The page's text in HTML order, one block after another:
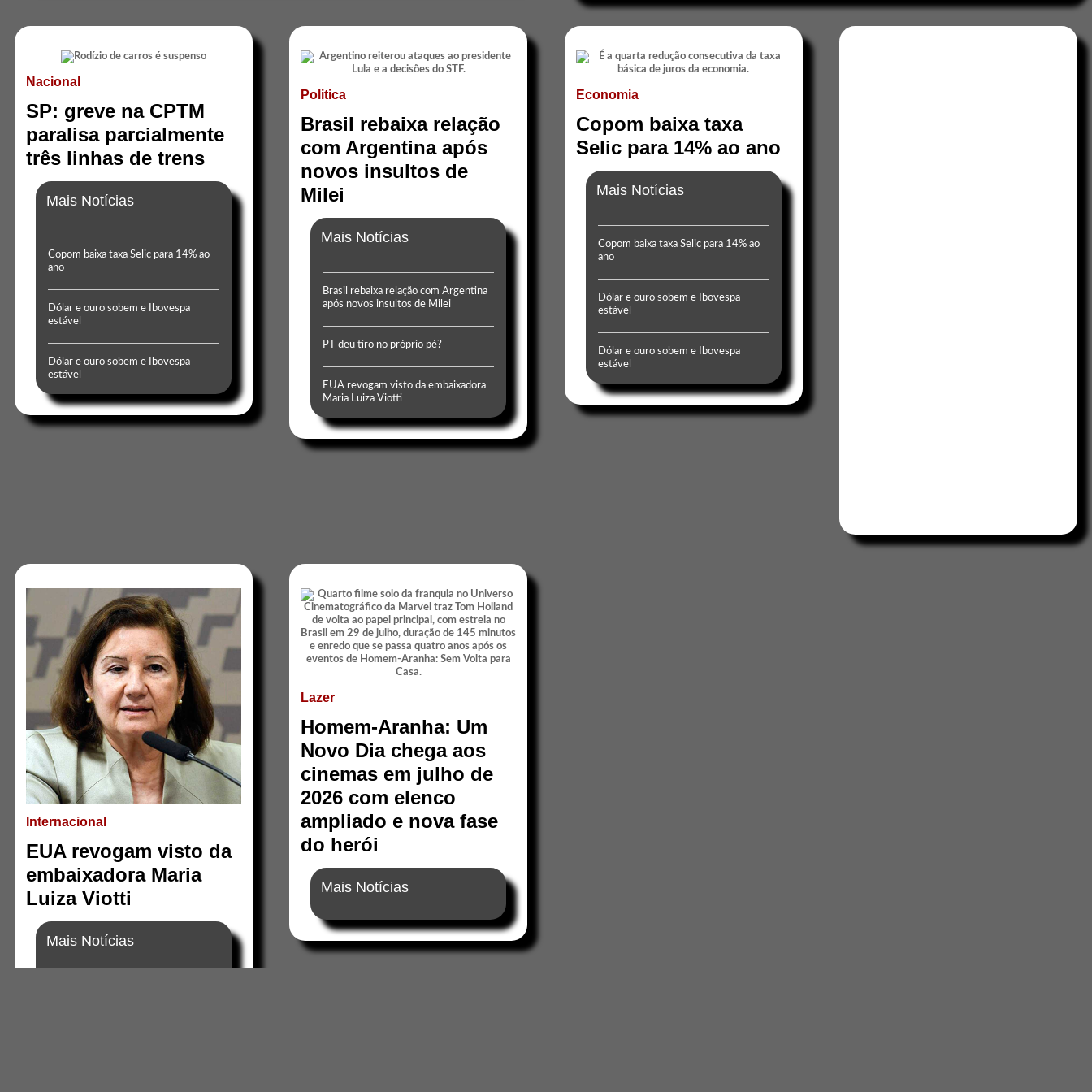
Nacional
SP: greve na CPTM
paralisa parcialmente
três linhas de trens
Mais Notícias
Copom baixa taxa Selic para 14% ao
ano
Dólar e ouro sobem e Ibovespa
estável
Dólar e ouro sobem e Ibovespa
estável
Politica
Brasil rebaixa relação
com Argentina após
novos insultos de
Milei
Mais Notícias
Brasil rebaixa relação com Argentina
após novos insultos de Milei
PT deu tiro no próprio pé?
EUA revogam visto da embaixadora
Maria Luiza Viotti
Economia
Copom baixa taxa
Selic para 14% ao ano
Mais Notícias
Copom baixa taxa Selic para 14% ao
ano
Dólar e ouro sobem e Ibovespa
estável
Dólar e ouro sobem e Ibovespa
estável
Internacional
EUA revogam visto da
embaixadora Maria
Luiza Viotti
Mais Notícias
Lazer
Homem-Aranha: Um
Novo Dia chega aos
cinemas em julho de
2026 com elenco
ampliado e nova fase
do herói
Mais Notícias